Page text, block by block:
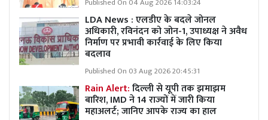
LDA News : एलडीए के बदले जोनल
अधिकारी, रविनंदन को जोन-1, उपाध्यक्ष ने अवैध
निर्माण पर प्रभावी कार्रवाई के लिए किया
बदलाव
Published On 03 Aug 2026 20:45:31
Rain Alert:दिल्ली से यूपी तक झमाझम
बारिश, IMD ने 14 राज्यों में जारी किया
महाअलर्ट; जानिए आपके राज्य का हाल